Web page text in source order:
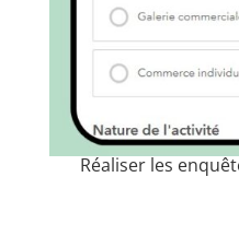
Réaliser les